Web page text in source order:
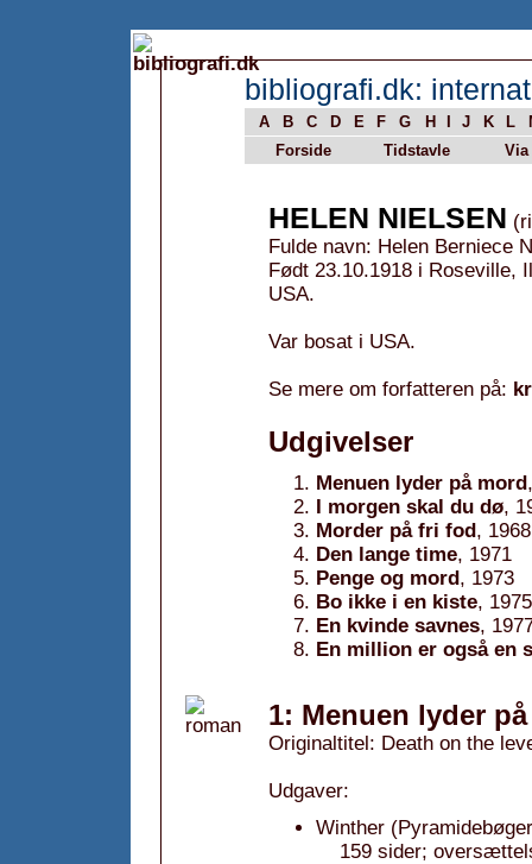
bibliografi.dk:
A B C D E F G H J K L
Forside
Tidstavle Via
HELEN NIELSEN
Fulde navn: Helen Berniece
Født 23.10.1918 i Roseville,
USA.
Var bosat i USA.
Se mere om forfatteren på:
Udgivelser
Menuen lyder på mord
I morgen skal du dø,
Morder på fri fod, 1968
Den lange time, 1971
Penge og mord, 1973
Bo ikke i en kiste, 1975
En kvinde savnes,
En million er også en
1: Menuen lyder
Originaltitel: Death on the
Udgaver:
Winther
159 sider;